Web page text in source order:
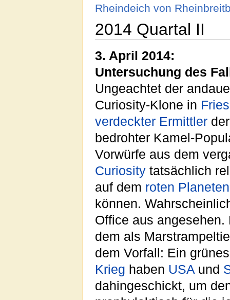
Rheindeich von
2014 Quartal II
3. April 2014:
Untersuchung des
Ungeachtet der
Curiosity-Klone in
verdeckter Ermittler
bedrohter Kamel-
Vorwürfe aus dem
Curiosity tatsächlich
auf dem roten Planeten
können.
Office aus
dem als
dem Vorfall: Ein
Krieg haben USA und
dahingeschickt, um